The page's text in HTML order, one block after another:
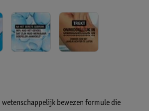
bewezen formule die